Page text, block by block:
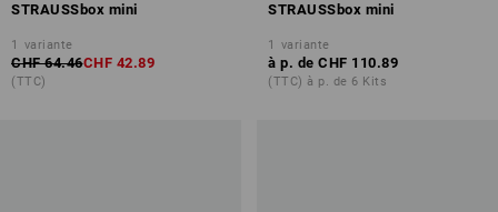
STRAUSSbox mini
1 variante
CHF 64.46CHF 42.89
(TTC)
STRAUSSbox mini
1 variante
à p. de CHF 110.89
(TTC) à p. de 6 Kits